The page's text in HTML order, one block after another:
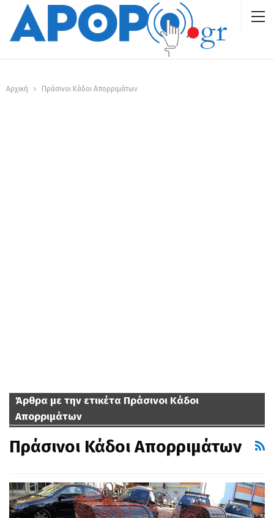
Αρχική Πράσινοι Κάδοι Απορριμάτων
Άρθρα με την ετικέτα Πράσινοι Κάδοι
Απορριμάτων
Πράσινοι Κάδοι Απορριμάτων